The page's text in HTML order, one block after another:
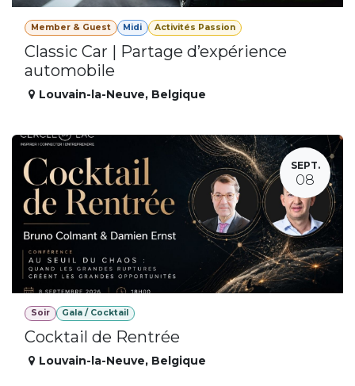
Member & Guest Midi Activités Passion
Classic Car | Partage d’expérience
automobile
Louvain-la-Neuve, Belgique
SEPT.
08
Soir Gala / Cocktail
Cocktail de Rentrée
Louvain-la-Neuve, Belgique